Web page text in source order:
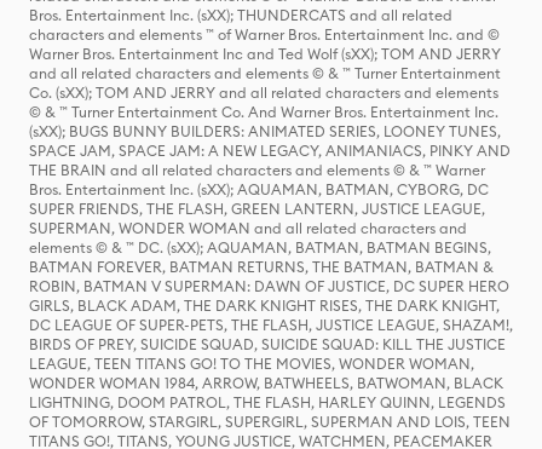
Bros. Entertainment Inc. (sXX); THUNDERCATS and all related
characters and elements ™ of Warner Bros. Entertainment Inc. and ©
Warner Bros. Entertainment Inc and Ted Wolf (sXX); TOM AND JERRY
and all related characters and elements © & ™ Turner Entertainment
Co. (sXX); TOM AND JERRY and all related characters and elements
© & ™ Turner Entertainment Co. And Warner Bros. Entertainment Inc.
(sXX); BUGS BUNNY BUILDERS: ANIMATED SERIES, LOONEY TUNES,
SPACE JAM, SPACE JAM: A NEW LEGACY, ANIMANIACS, PINKY AND
THE BRAIN and all related characters and elements © & ™ Warner
Bros. Entertainment Inc. (sXX); AQUAMAN, BATMAN, CYBORG, DC
SUPER FRIENDS, THE FLASH, GREEN LANTERN, JUSTICE LEAGUE,
SUPERMAN, WONDER WOMAN and all related characters and
elements © & ™ DC. (sXX); AQUAMAN, BATMAN, BATMAN BEGINS,
BATMAN FOREVER, BATMAN RETURNS, THE BATMAN, BATMAN &
ROBIN, BATMAN V SUPERMAN: DAWN OF JUSTICE, DC SUPER HERO
GIRLS, BLACK ADAM, THE DARK KNIGHT RISES, THE DARK KNIGHT,
DC LEAGUE OF SUPER-PETS, THE FLASH, JUSTICE LEAGUE, SHAZAM!,
BIRDS OF PREY, SUICIDE SQUAD, SUICIDE SQUAD: KILL THE JUSTICE
LEAGUE, TEEN TITANS GO! TO THE MOVIES, WONDER WOMAN,
WONDER WOMAN 1984, ARROW, BATWHEELS, BATWOMAN, BLACK
LIGHTNING, DOOM PATROL, THE FLASH, HARLEY QUINN, LEGENDS
OF TOMORROW, STARGIRL, SUPERGIRL, SUPERMAN AND LOIS, TEEN
TITANS GO!, TITANS, YOUNG JUSTICE, WATCHMEN, PEACEMAKER